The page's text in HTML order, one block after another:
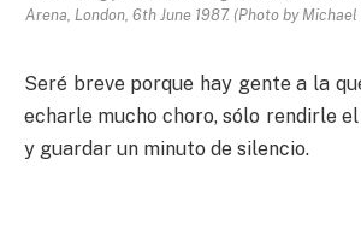
Arena, London, 6th June 1987. (Photo by
Seré breve porque hay gente a la
echarle mucho choro, sólo rendirle
y guardar un minuto de silencio.